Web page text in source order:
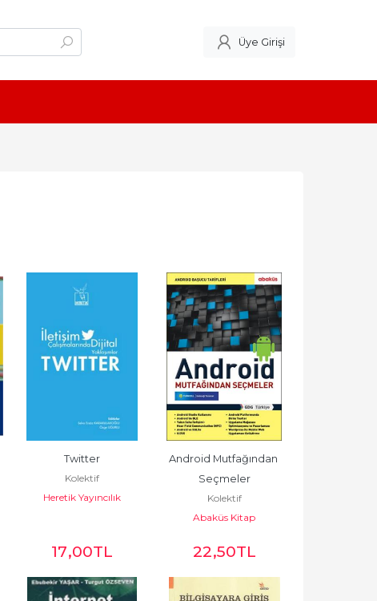
Üye Girişi
Twitter
Kolektif
Heretik Yayıncılık
17,00TL
Android Mutfağından
Seçmeler
Kolektif
Abaküs Kitap
22,50TL